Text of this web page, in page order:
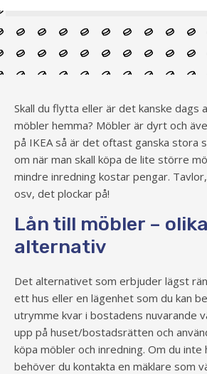
Skall du flytta eller är det kanske dags
möbler hemma? Möbler är dyrt och
på IKEA så är det oftast ganska stora
om när man skall köpa de lite större
mindre inredning kostar pengar.
osv, det plockar på!
Lån till möbler – olika
alternativ
Det alternativet som erbjuder lägst
ett hus eller en lägenhet som du kan
utrymme kvar i bostadens nuvarande
upp på huset/bostadsrätten och
köpa möbler och inredning. Om du
behöver du kontakta en mäklare som